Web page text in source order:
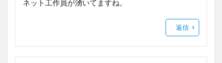
ネット工作員が湧いてますね。
返信